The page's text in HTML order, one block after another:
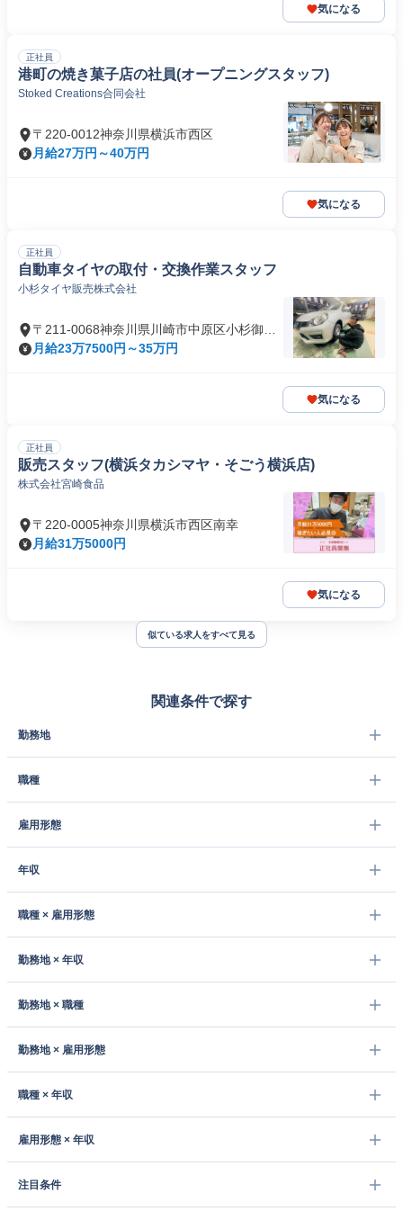
気になる
正社員
港町の焼き菓子店の社員(オープニングスタッフ)
Stoked Creations合同会社
〒220-0012神奈川県横浜市西区
月給27万円～40万円
気になる
正社員
自動車タイヤの取付・交換作業スタッフ
小杉タイヤ販売株式会社
〒211-0068神奈川県川崎市中原区小杉御殿
町
月給23万7500円～35万円
気になる
正社員
販売スタッフ(横浜タカシマヤ・そごう横浜店)
株式会社宮崎食品
〒220-0005神奈川県横浜市西区南幸
月給31万5000円
気になる
似ている求人をすべて見る
関連条件で探す
勤務地
職種
雇用形態
年収
職種 × 雇用形態
勤務地 × 年収
勤務地 × 職種
勤務地 × 雇用形態
職種 × 年収
雇用形態 × 年収
注目条件